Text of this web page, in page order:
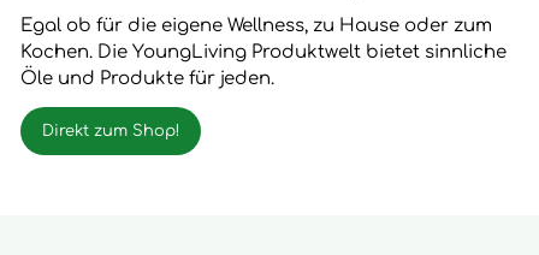
Egal ob für die eigene Wellness, zu Hause oder zum
Kochen. Die YoungLiving Produktwelt bietet sinnliche
Öle und Produkte für jeden.
Direkt zum Shop!